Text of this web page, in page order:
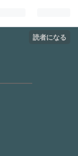
読者になる